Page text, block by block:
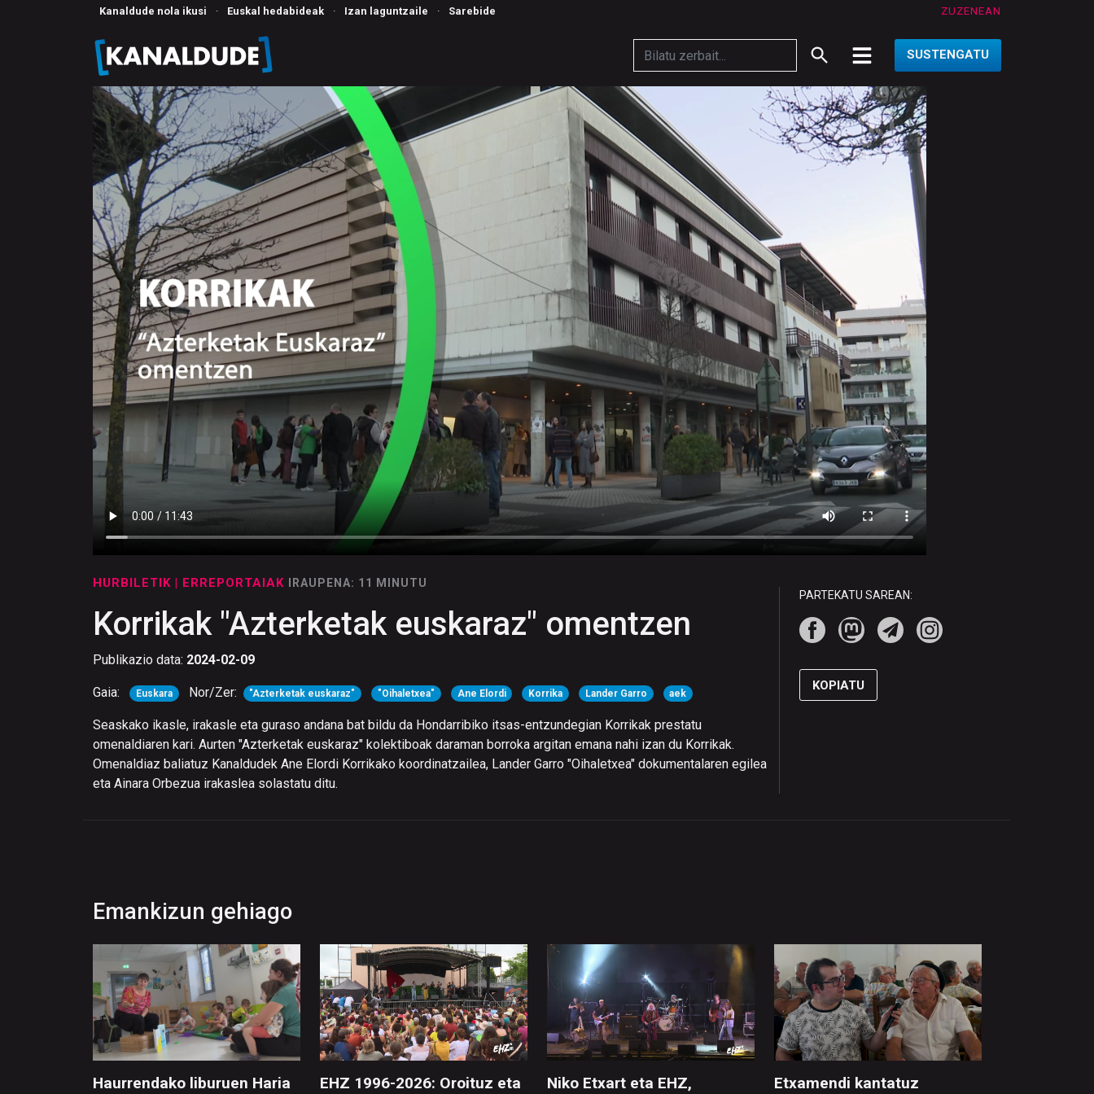
Kanaldude nola ikusi · Euskal hedabideak · Izan laguntzaile · Sarebide ZUZENEAN
SUSTENGATU
HURBILETIK | ERREPORTAIAK IRAUPENA: 11 MINUTU
Korrikak "Azterketak euskaraz" omentzen
Publikazio data: 2024-02-09
Gaia: Euskara Nor/Zer: "Azterketak euskaraz" "Oihaletxea" Ane Elordi Korrika Lander Garro aek
Seaskako ikasle, irakasle eta guraso andana bat bildu da Hondarribiko itsas-entzundegian Korrikak prestatu
omenaldiaren kari. Aurten "Azterketak euskaraz" kolektiboak daraman borroka argitan emana nahi izan du Korrikak.
Omenaldiaz baliatuz Kanaldudek Ane Elordi Korrikako koordinatzailea, Lander Garro "Oihaletxea" dokumentalaren egilea
eta Ainara Orbezua irakaslea solastatu ditu.
PARTEKATU SAREAN:
KOPIATU
Emankizun gehiago
Haurrendako liburuen Haria
EHZ 1996-2026: Oroituz eta
Niko Etxart eta EHZ,
Etxamendi kantatuz